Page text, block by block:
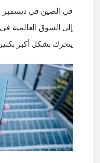
في الصين في ديسمبر
إلى السوق العالمية في
يتحرك بشكل أكبر بكثير